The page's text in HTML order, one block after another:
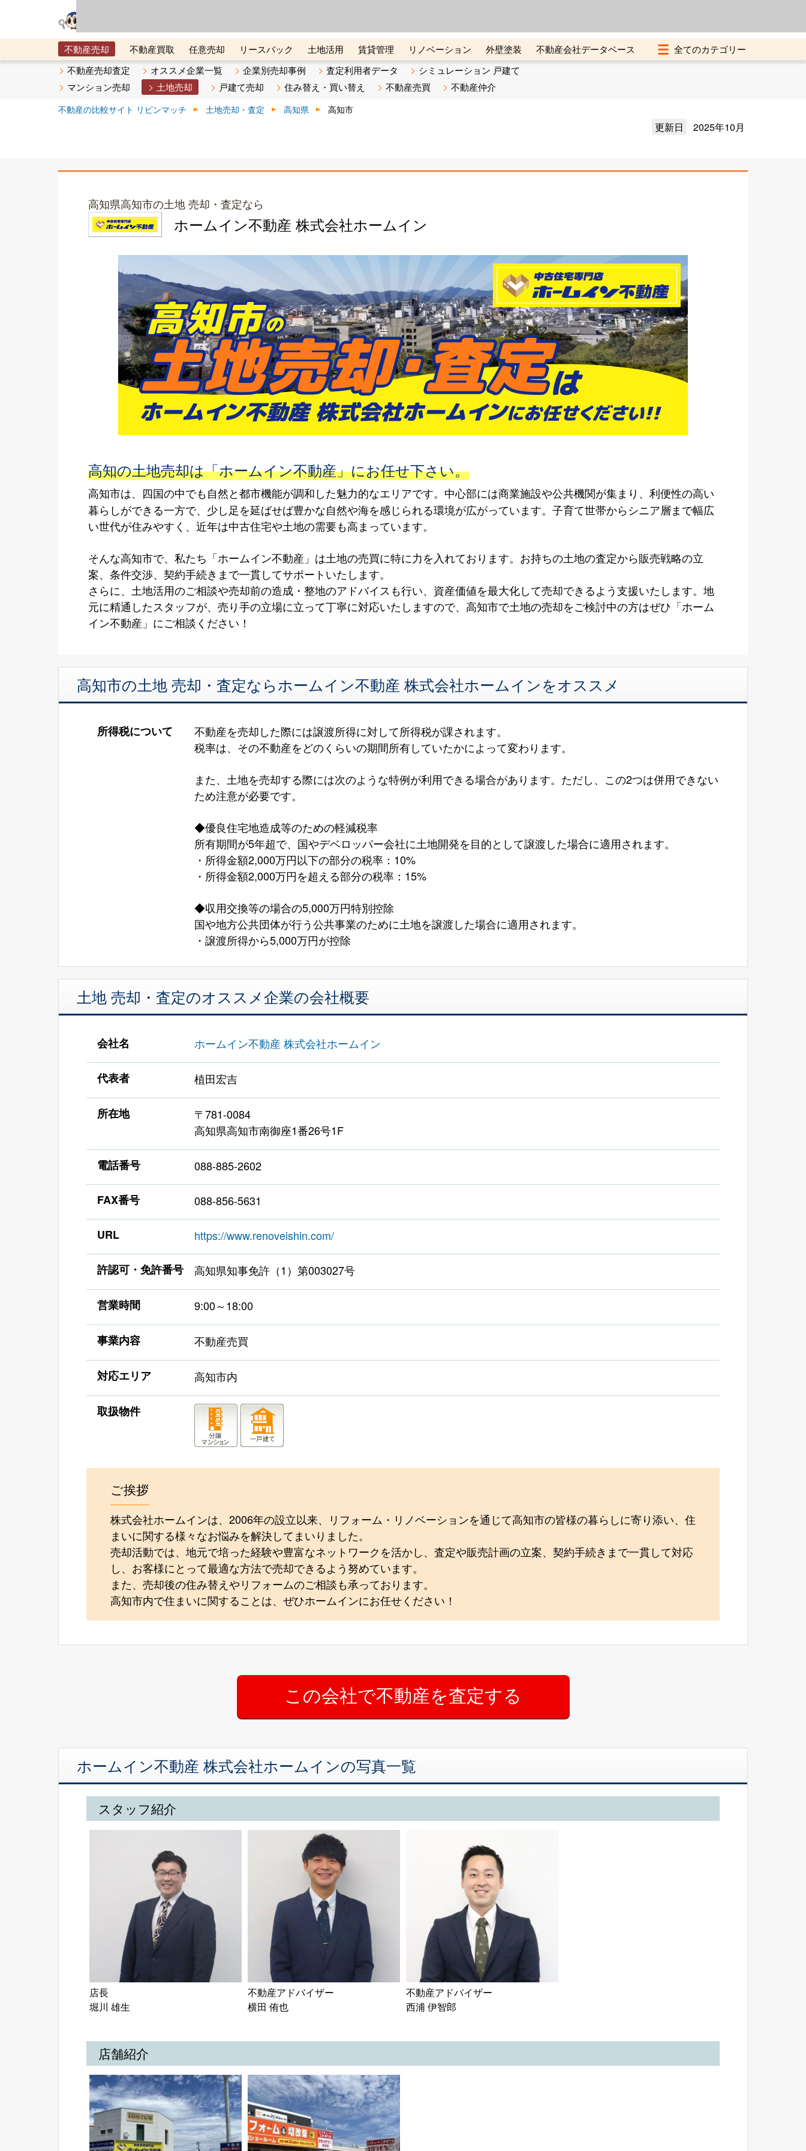
不動産売却 不動産買取 任意売却 リースバック 土地活用 賃貸管理 リノベーション 外壁塗装
不動産会社データベース
メタ住宅展示場
ベスト不動産カンパニー オンライン講座 リビンマガジンBiz 不動産売却ご相談デスク
不動産売却査定 オススメ企業一覧 企業別売却事例 査定利用者データ
シミュレーション 戸建て
マンション売却
土地売却 戸建て売却 住み替え・買い替え 不動産売買 不動産仲介
不動産の比較サイト リビンマッチ 土地売却・査定 高知県 高知市
更新日 2025年10月
高知県高知市の土地 売却・査定なら
ホームイン不動産 株式会社ホームイン
高知の土地売却は「ホームイン不動産」にお任せ下さい。
高知市は、四国の中でも自然と都市機能が調和した魅力的なエリアです。中心部には商業施設や公共機関が集まり、利便性の高い
暮らしができる一方で、少し足を延ばせば豊かな自然や海を感じられる環境が広がっています。子育て世帯からシニア層まで幅広
い世代が住みやすく、近年は中古住宅や土地の需要も高まっています。
そんな高知市で、私たち「ホームイン不動産」は土地の売買に特に力を入れております。お持ちの土地の査定から販売戦略の立
案、条件交渉、契約手続きまで一貫してサポートいたします。
さらに、土地活用のご相談や売却前の造成・整地のアドバイスも行い、資産価値を最大化して売却できるよう支援いたします。地
元に精通したスタッフが、売り手の立場に立って丁寧に対応いたしますので、高知市で土地の売却をご検討中の方はぜひ「ホーム
イン不動産」にご相談ください！
高知市の土地 売却・査定ならホームイン不動産 株式会社ホームインをオススメ
所得税について
不動産を売却した際には譲渡所得に対して所得税が課されます。
税率は、その不動産をどのくらいの期間所有していたかによって変わります。
また、土地を売却する際には次のような特例が利用できる場合があります。ただし、この2つは併用できない
ため注意が必要です。
◆優良住宅地造成等のための軽減税率
所有期間が5年超で、国やデベロッパー会社に土地開発を目的として譲渡した場合に適用されます。
・所得金額2,000万円以下の部分の税率：10%
・所得金額2,000万円を超える部分の税率：15%
◆収用交換等の場合の5,000万円特別控除
国や地方公共団体が行う公共事業のために土地を譲渡した場合に適用されます。
・譲渡所得から5,000万円が控除
土地 売却・査定のオススメ企業の会社概要
会社名 ホームイン不動産 株式会社ホームイン
代表者 植田宏吉
所在地
〒781-0084
高知県高知市南御座1番26号1F
電話番号 088-885-2602
FAX番号 088-856-5631
URL https://www.renoveishin.com/
許認可・免許番号 高知県知事免許（1）第003027号
営業時間 9:00～18:00
事業内容 不動産売買
対応エリア 高知市内
取扱物件
ご挨拶
株式会社ホームインは、2006年の設立以来、リフォーム・リノベーションを通じて高知市の皆様の暮らしに寄り添い、住
まいに関する様々なお悩みを解決してまいりました。
売却活動では、地元で培った経験や豊富なネットワークを活かし、査定や販売計画の立案、契約手続きまで一貫して対応
し、お客様にとって最適な方法で売却できるよう努めています。
また、売却後の住み替えやリフォームのご相談も承っております。
高知市内で住まいに関することは、ぜひホームインにお任せください！
ホームイン不動産 株式会社ホームインの写真一覧
スタッフ紹介
店長
堀川 雄生
不動産アドバイザー
横田 侑也
不動産アドバイザー
西浦 伊智郎
店舗紹介